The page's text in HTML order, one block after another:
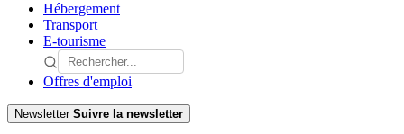
Hébergement
Transport
E-tourisme
Offres d'emploi
Newsletter Suivre la newsletter